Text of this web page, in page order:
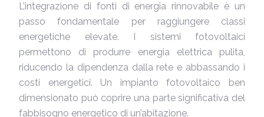
L’integrazione di fonti di energia rinnovabile è un
passo fondamentale per raggiungere classi
energetiche elevate. I sistemi fotovoltaici
permettono di produrre energia elettrica pulita,
riducendo la dipendenza dalla rete e abbassando i
costi energetici. Un impianto fotovoltaico ben
dimensionato può coprire una parte significativa del
fabbisogno energetico di un’abitazione.